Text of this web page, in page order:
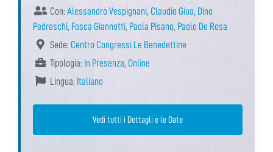
Con: Alessandro Vespignani, Claudio Giua, Dino
Pedreschi, Fosca Giannotti, Paola Pisano, Paolo De Rosa
Sede: Centro Congressi Le Benedettine
Tipologia: In Presenza, Online
Lingua: Italiano
Vedi tutti i Dettagli e le Date